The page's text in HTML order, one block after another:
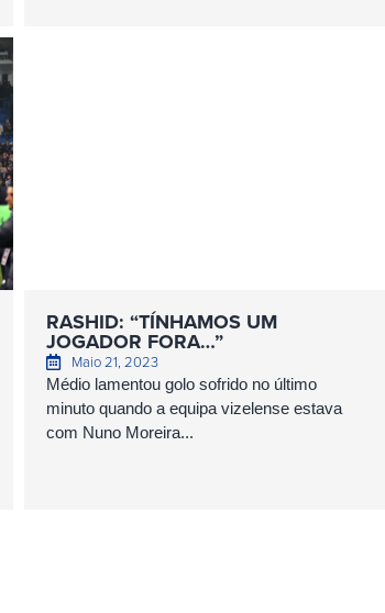
RASHID: “TÍNHAMOS UM
JOGADOR FORA…”
Maio 21, 2023
Médio lamentou golo sofrido no último
minuto quando a equipa vizelense estava
com Nuno Moreira...